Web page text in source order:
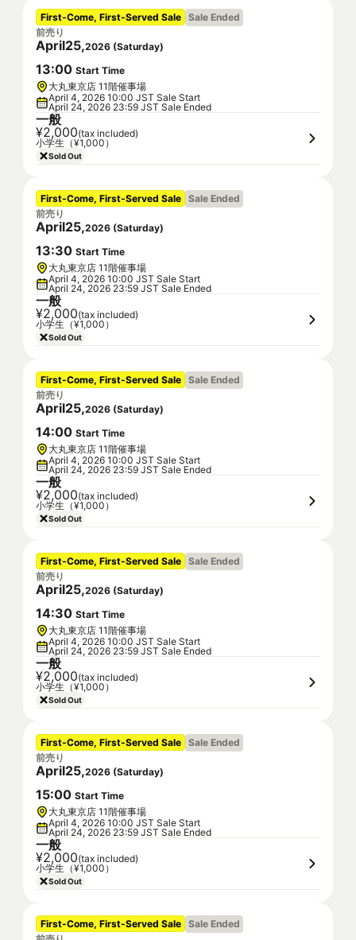
First-Come, First-Served Sale Sale Ended
前売り
April25,2026 (Saturday)
13:00 Start Time
大丸東京店 11階催事場
April 4, 2026 10:00 JST Sale Start
April 24, 2026 23:59 JST Sale Ended
一般
¥2,000(tax included)
小学生（¥1,000）
Sold Out
First-Come, First-Served Sale Sale Ended
前売り
April25,2026 (Saturday)
13:30 Start Time
大丸東京店 11階催事場
April 4, 2026 10:00 JST Sale Start
April 24, 2026 23:59 JST Sale Ended
一般
¥2,000(tax included)
小学生（¥1,000）
Sold Out
First-Come, First-Served Sale Sale Ended
前売り
April25,2026 (Saturday)
14:00 Start Time
大丸東京店 11階催事場
April 4, 2026 10:00 JST Sale Start
April 24, 2026 23:59 JST Sale Ended
一般
¥2,000(tax included)
小学生（¥1,000）
Sold Out
First-Come, First-Served Sale Sale Ended
前売り
April25,2026 (Saturday)
14:30 Start Time
大丸東京店 11階催事場
April 4, 2026 10:00 JST Sale Start
April 24, 2026 23:59 JST Sale Ended
一般
¥2,000(tax included)
小学生（¥1,000）
Sold Out
First-Come, First-Served Sale Sale Ended
前売り
April25,2026 (Saturday)
15:00 Start Time
大丸東京店 11階催事場
April 4, 2026 10:00 JST Sale Start
April 24, 2026 23:59 JST Sale Ended
一般
¥2,000(tax included)
小学生（¥1,000）
Sold Out
First-Come, First-Served Sale Sale Ended